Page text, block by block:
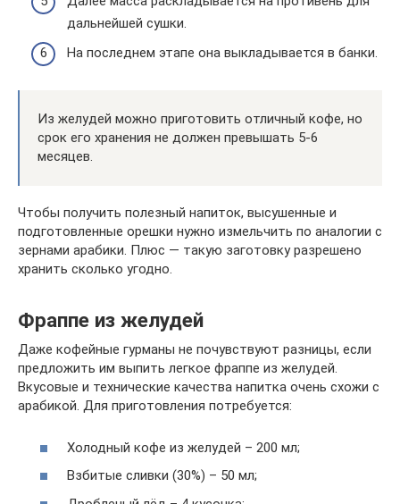
дальнейшей сушки.
На последнем этапе она выкладывается в банки.
Из желудей можно приготовить отличный кофе, но
срок его хранения не должен превышать 5-6
месяцев.
Чтобы получить полезный напиток, высушенные и
подготовленные орешки нужно измельчить по аналогии с
зернами арабики. Плюс — такую заготовку разрешено
хранить сколько угодно.
Фраппе из желудей
Даже кофейные гурманы не почувствуют разницы, если
предложить им выпить легкое фраппе из желудей.
Вкусовые и технические качества напитка очень схожи с
арабикой. Для приготовления потребуется:
Холодный кофе из желудей – 200 мл;
Взбитые сливки (30%) – 50 мл;